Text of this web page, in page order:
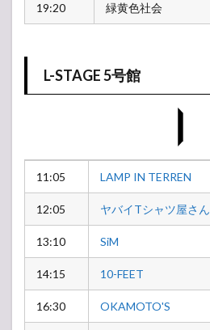
19:20 緑黄色社会
L-STAGE 5号館
11:05 LAMP IN TERREN
12:05 ヤバイTシャツ屋さん
13:10 SiM
14:15 10-FEET
16:30 OKAMOTO'S